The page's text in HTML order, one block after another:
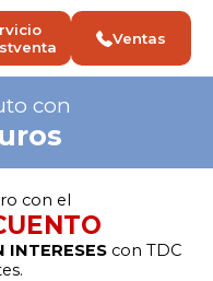
Ventas
con
con el
INTERESES con TDC